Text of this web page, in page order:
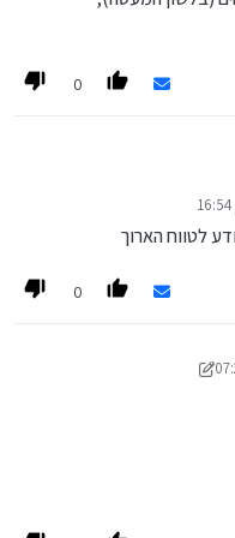
0
לטווח הארוך
0
יא תמוז תשפ״ה, 07:26